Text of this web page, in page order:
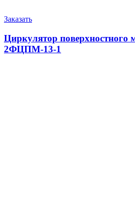
Заказать
Циркулятор поверхностного
2ФЦПМ-13-1